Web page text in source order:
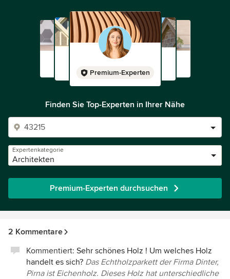
Premium-Experten
Finden Sie Top-Experten in Ihrer Nähe
Expertenkategorie
Architekten
Premium-Experten durchsuchen
2 Kommentare
Kommentiert: Sehr schönes Holz ! Um welches Holz
handelt es sich? Das Echtholzparkett der Firma Dinter,
Pirna ist Eichenholz. Dieses Holz hat unterschiedliche